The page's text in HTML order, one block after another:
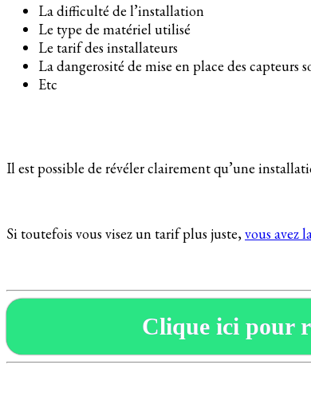
La difficulté de l’installation
Le type de matériel utilisé
Le tarif des installateurs
La dangerosité de mise en place des capteurs
Etc
Il est possible de révéler clairement qu’une
Si toutefois vous visez un tarif plus juste,vous avez
Clique ici pour